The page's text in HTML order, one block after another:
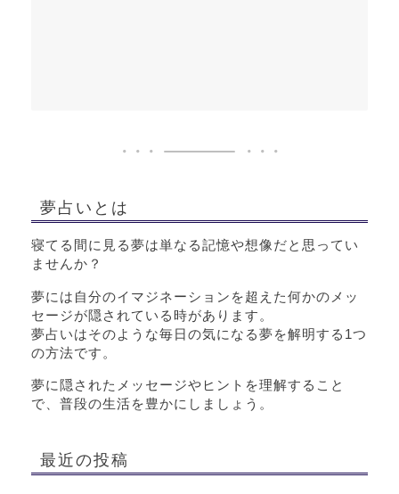
夢占いとは
寝てる間に見る夢は単なる記憶や想像だと思ってい
ませんか？
夢には自分のイマジネーションを超えた何かのメッ
セージが隠されている時があります。
夢占いはそのような毎日の気になる夢を解明する1つ
の方法です。
夢に隠されたメッセージやヒントを理解すること
で、普段の生活を豊かにしましょう。
最近の投稿